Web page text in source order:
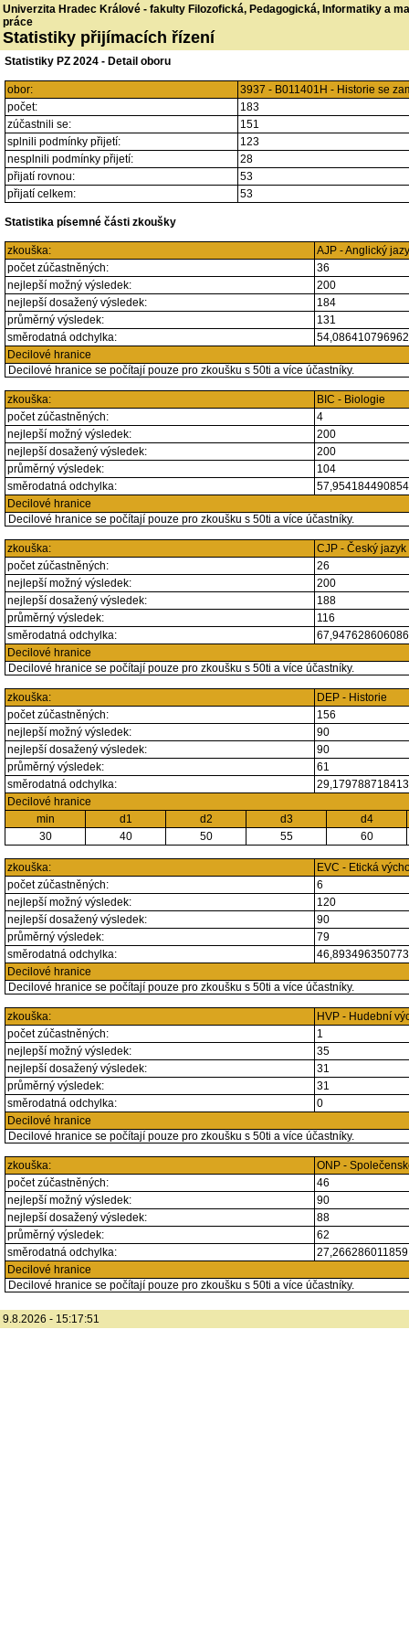
Univerzita Hradec Králové - fakulty Filozofická, Pedagogická, Informatiky a
práce
Statistiky přijímacích řízení
Statistiky PZ 2024 - Detail oboru
obor:
3937 - B011401H - Historie se
počet:
183
zúčastnili se:
151
splnili podmínky přijetí:
123
nesplnili podmínky přijetí:
28
přijatí rovnou:
53
přijatí celkem:
53
Statistika písemné části zkoušky
zkouška:
AJP - Anglický
počet zúčastněných:
36
nejlepší možný výsledek:
200
nejlepší dosažený výsledek:
184
průměrný výsledek:
131
směrodatná odchylka:
Decilové hranice
Decilové hranice se počítají pouze pro zkoušku s 50ti a více účastníky.
zkouška:
BIC - Biologie
počet zúčastněných:
4
nejlepší možný výsledek:
200
nejlepší dosažený výsledek:
200
průměrný výsledek:
104
směrodatná odchylka:
Decilové hranice
Decilové hranice se počítají pouze pro zkoušku s 50ti a více účastníky.
zkouška:
CJP - Český jazyk
počet zúčastněných:
26
nejlepší možný výsledek:
200
nejlepší dosažený výsledek:
188
průměrný výsledek:
116
směrodatná odchylka:
Decilové hranice
Decilové hranice se počítají pouze pro zkoušku s 50ti a více účastníky.
zkouška:
DEP - Historie
počet zúčastněných:
156
nejlepší možný výsledek:
90
nejlepší dosažený výsledek:
90
průměrný výsledek:
61
směrodatná odchylka:
Decilové hranice
min
d1 d2 d3
d4
30
40 50 55 60
zkouška:
EVC - Etická
počet zúčastněných:
6
nejlepší možný výsledek:
120
nejlepší dosažený výsledek:
90
průměrný výsledek:
79
směrodatná odchylka:
Decilové hranice
Decilové hranice se počítají pouze pro zkoušku s 50ti a více účastníky.
zkouška:
HVP - Hudební
počet zúčastněných:
1
nejlepší možný výsledek:
35
nejlepší dosažený výsledek:
31
průměrný výsledek:
31
směrodatná odchylka:
0
Decilové hranice
Decilové hranice se počítají pouze pro zkoušku s 50ti a více účastníky.
zkouška:
ONP -
počet zúčastněných:
46
nejlepší možný výsledek:
90
nejlepší dosažený výsledek:
88
průměrný výsledek:
62
směrodatná odchylka:
Decilové hranice
Decilové hranice se počítají pouze pro zkoušku s 50ti a více účastníky.
9.8.2026 - 15:17:51